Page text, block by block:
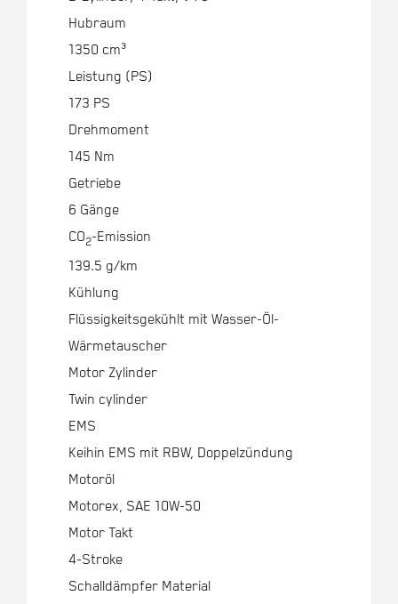
Hubraum
1350 cm³
Leistung (PS)
173 PS
Drehmoment
145 Nm
Getriebe
6 Gänge
CO2-Emission
139.5 g/km
Kühlung
Flüssigkeitsgekühlt mit Wasser-Öl-
Wärmetauscher
Motor Zylinder
Twin cylinder
EMS
Keihin EMS mit RBW, Doppelzündung
Motoröl
Motorex, SAE 10W-50
Motor Takt
4-Stroke
Schalldämpfer Material